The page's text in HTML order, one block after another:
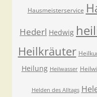
Hausmeisterservice
Hederl Hedwig
Heilkräuter
Heilung Heilwasser
Helden des Alltags